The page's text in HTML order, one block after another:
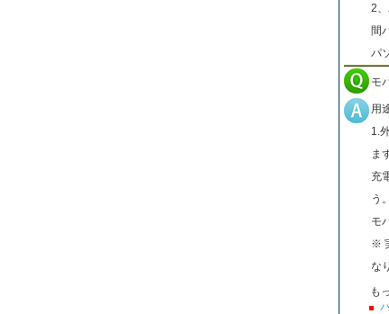
2
間
パ
モ
用
1.
ま
充
う。
モ
※
な
も